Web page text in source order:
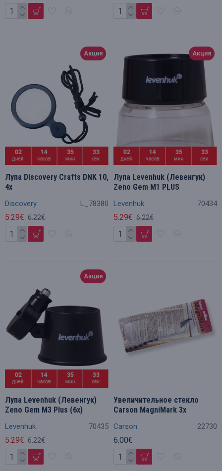
Акция
02
дней
14
часов
35
мин
32
сек
Discovery L_78380
Лупа Discovery Crafts DNK 10,
4x
5.29€ 6.22€
Акция
02
дней
14
часов
35
мин
32
сек
Levenhuk 70434
Лупа Levenhuk (Левенгук)
Zeno Gem M1 PLUS
5.29€ 6.22€
Акция
02
дней
14
часов
35
мин
32
сек
Levenhuk 70435
Лупа Levenhuk (Левенгук)
Zeno Gem M3 Plus (6x)
5.29€ 6.22€
Carson 22730
Увеличительное стекло
Carson MagniMark 3x
6.00€